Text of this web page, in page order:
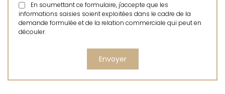
En soumettant ce formulaire, j'accepte que les
informations saisies soient exploitées dans le cadre de la
demande formulée et de la relation commerciale qui peut en
découler.